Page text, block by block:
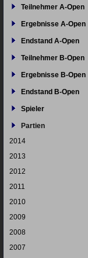
Teilnehmer A-Open
Ergebnisse A-Open
Endstand A-Open
Teilnehmer B-Open
Ergebnisse B-Open
Endstand B-Open
Spieler
Partien
2014
2013
2012
2011
2010
2009
2008
2007